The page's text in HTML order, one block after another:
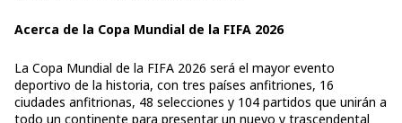
Acerca de la Copa Mundial de la FIFA 2026
La Copa Mundial de la FIFA 2026 será el mayor evento
deportivo de la historia, con tres países anfitriones, 16
ciudades anfitrionas, 48 selecciones y 104 partidos que unirán a
todo un continente para presentar un nuevo y trascendental